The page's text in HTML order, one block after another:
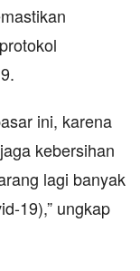
ini, karena
kebersihan
lagi banyak
19),” ungkap